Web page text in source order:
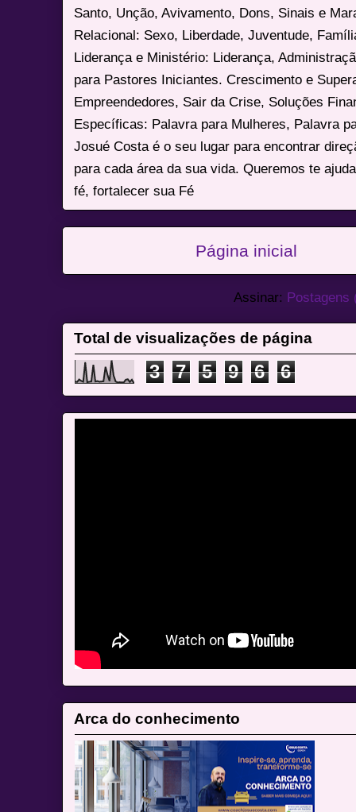
Santo, Unção, Avivamento, Dons, Sinais e
Relacional: Sexo, Liberdade, Juventude,
Liderança e Ministério: Liderança,
para Pastores Iniciantes. Crescimento e
Empreendedores, Sair da Crise, Soluções
Específicas: Palavra para Mulheres, Palavra
Josué Costa é o seu lugar para encontrar
para cada área da sua vida. Queremos te
fé, fortalecer sua Fé
Página inicial
Assinar: Postagens
Total de visualizações de página
3 7 5 9 6 6
Arca do conhecimento